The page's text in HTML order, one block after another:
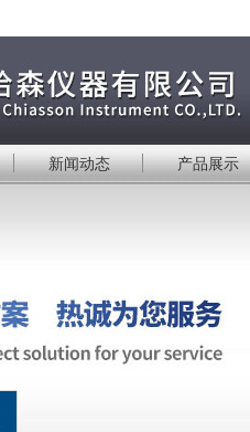
新闻动态 产品展示